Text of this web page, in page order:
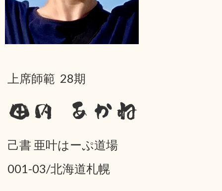
上席師範 28期
田内 あかね
己書 亜叶はーぷ道場
001-03/北海道札幌